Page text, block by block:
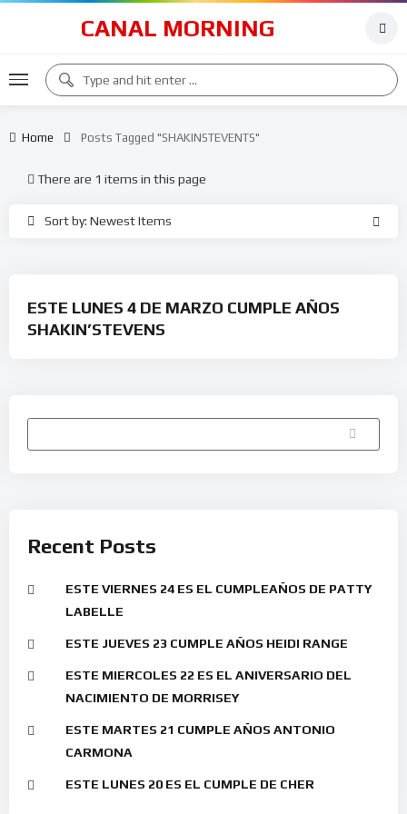
CANAL MORNING
Home Posts Tagged "SHAKINSTEVENTS"
Sort by: Newest Items
There are 1 items in this page
ESTE LUNES 4 DE MARZO CUMPLE AÑOS
SHAKIN’STEVENS
Buscar
Recent Posts
ESTE VIERNES 24 ES EL CUMPLEAÑOS DE PATTY
LABELLE
ESTE JUEVES 23 CUMPLE AÑOS HEIDI RANGE
ESTE MIERCOLES 22 ES EL ANIVERSARIO DEL
NACIMIENTO DE MORRISEY
ESTE MARTES 21 CUMPLE AÑOS ANTONIO
CARMONA
ESTE LUNES 20 ES EL CUMPLE DE CHER